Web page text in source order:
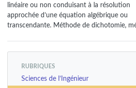
linéaire ou non conduisant à la résolution
approchée d’une équation algébrique ou
transcendante. Méthode de dichotomie,
RUBRIQUES
Sciences de l’Ingénieur